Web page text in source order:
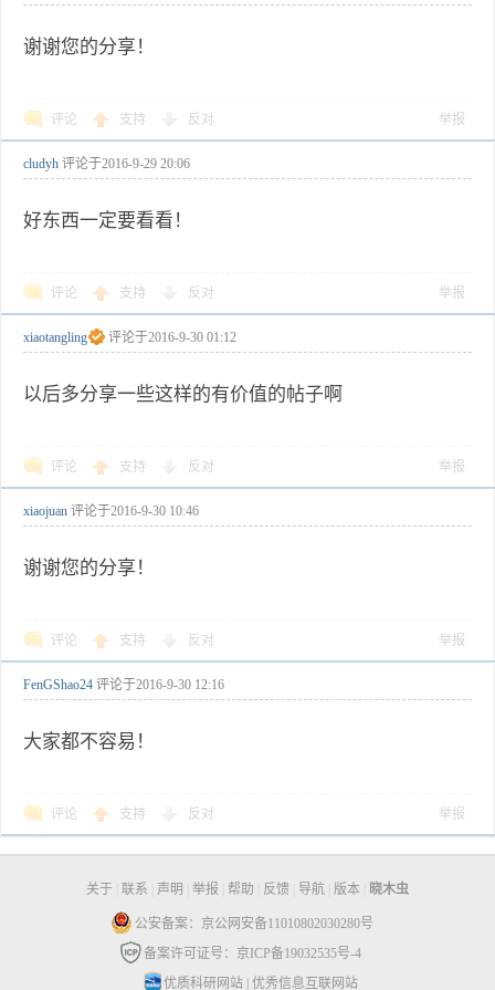
谢谢您的分享！
评论 支持 反对 举报
cludyh 评论于2016-9-29 20:06
好东西一定要看看！
评论 支持 反对 举报
xiaotangling 评论于2016-9-30 01:12
以后多分享一些这样的有价值的帖子啊
评论 支持 反对 举报
xiaojuan 评论于2016-9-30 10:46
谢谢您的分享！
评论 支持 反对 举报
FenGShao24 评论于2016-9-30 12:16
大家都不容易！
评论 支持 反对 举报
关于 联系 声明 举报 帮助 反馈 导航 版本 晓木虫
公安备案：京公网安备11010802030280号
备案许可证号：京ICP备19032535号-4
优质科研网站| 优秀信息互联网站